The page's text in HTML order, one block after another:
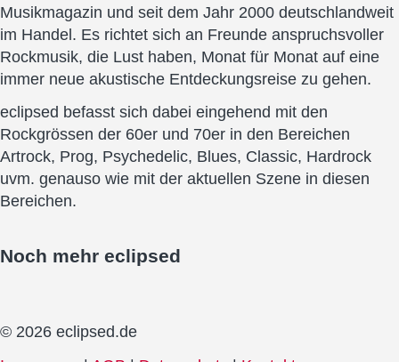
Musikmagazin und seit dem Jahr 2000 deutschlandweit
im Handel. Es richtet sich an Freunde anspruchsvoller
Rockmusik, die Lust haben, Monat für Monat auf eine
immer neue akustische Entdeckungsreise zu gehen.
eclipsed befasst sich dabei eingehend mit den
Rockgrössen der 60er und 70er in den Bereichen
Artrock, Prog, Psychedelic, Blues, Classic, Hardrock
uvm. genauso wie mit der aktuellen Szene in diesen
Bereichen.
Noch mehr eclipsed
© 2026 eclipsed.de